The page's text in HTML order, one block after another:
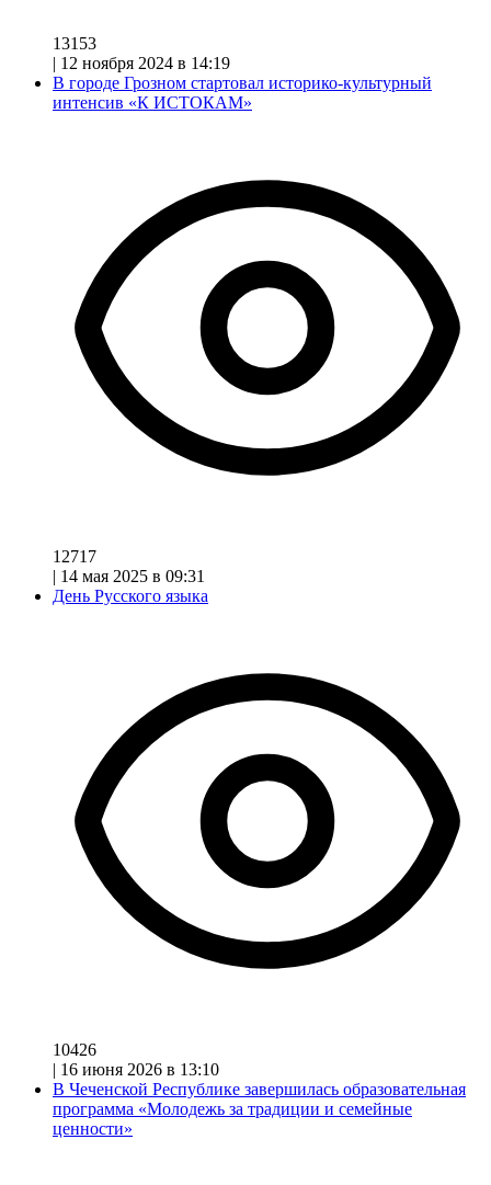
13153
| 12 ноября 2024 в 14:19
В городе Грозном стартовал историко-культурный
интенсив «К ИСТОКАМ»
12717
| 14 мая 2025 в 09:31
День Русского языка
10426
| 16 июня 2026 в 13:10
В Чеченской Республике завершилась образовательная
программа «Молодежь за традиции и семейные
ценности»